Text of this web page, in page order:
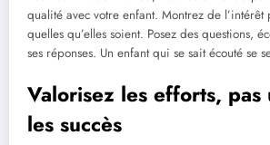
qualité avec votre enfant. Montrez de l’intérêt
quelles qu’elles soient. Posez des questions,
ses réponses. Un enfant qui se sait écouté se
Valorisez les efforts, pas
les succès